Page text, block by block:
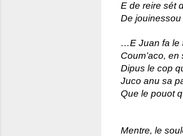
E de reire sét
De
…E Juan fa le
Coum’aco,
Dipus le cop
Juco anu sa
Que le pouot
Mentre, le